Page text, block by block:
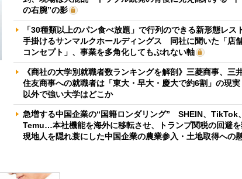
の右腕”の影
「30種類以上のパン食べ放題」で行列のできる新形態レス
手掛けるサンマルクホールディングス 同社に聞いた「店
コンセプト」、事業を多角化してもぶれない軸
《商社の大学別就職者数ランキングを解剖》三菱商事、三井
住友商事への就職者は「東大・早大・慶大で約6割」の現
以外で強い大学はどこか
急増する中国企業の“国籍ロンダリング” SHEIN、TikTok、
Temu…本社機能を海外に移転させ、トランプ関税の回避
現地人を隠れ蓑にした中国企業の農業参入・土地取得への